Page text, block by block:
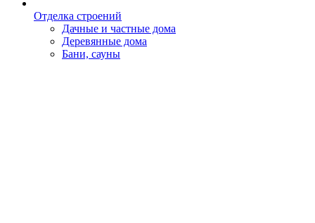
Отделка строений
Дачные и частные дома
Деревянные дома
Бани, сауны